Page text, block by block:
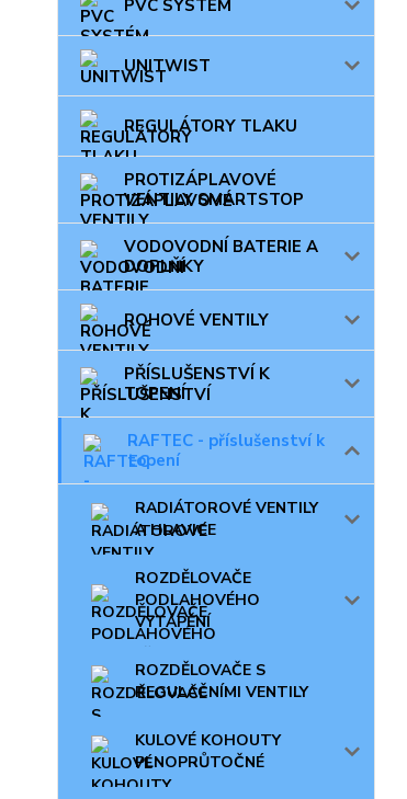
PVC SYSTÉM
UNITWIST
REGULÁTORY TLAKU
PROTIZÁPLAVOVÉ
VENTILY SMARTSTOP
VODOVODNÍ BATERIE A
DOPLŇKY
ROHOVÉ VENTILY
PŘÍSLUŠENSTVÍ K
TOPENÍ
RAFTEC - příslušenství k
topení
RADIÁTOROVÉ VENTILY
A HLAVICE
ROZDĚLOVAČE
PODLAHOVÉHO
VYTÁPĚNÍ
ROZDĚLOVAČE S
REGULAČNÍMI VENTILY
KULOVÉ KOHOUTY
PLNOPRŮTOČNÉ